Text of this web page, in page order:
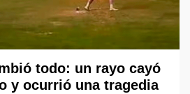
todo: un rayo cayó
y ocurrió una tragedia